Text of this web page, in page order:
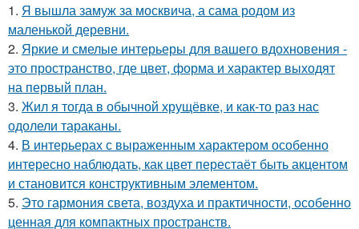
1. Я вышла замуж за москвича, а сама родом из
маленькой деревни.
2. Яркие и смелые интерьеры для вашего вдохновения -
это пространство, где цвет, форма и характер выходят
на первый план.
3. Жил я тогда в обычной хрущёвке, и как-то раз нас
одолели тараканы.
4. В интерьерах с выраженным характером особенно
интересно наблюдать, как цвет перестаёт быть акцентом
и становится конструктивным элементом.
5. Это гармония света, воздуха и практичности, особенно
ценная для компактных пространств.